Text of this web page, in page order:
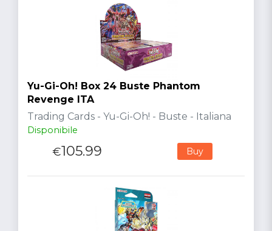
Yu-Gi-Oh! Box 24 Buste Phantom
Revenge ITA
Trading Cards - Yu-Gi-Oh! - Buste - Italiana
Disponibile
€105.99 Buy